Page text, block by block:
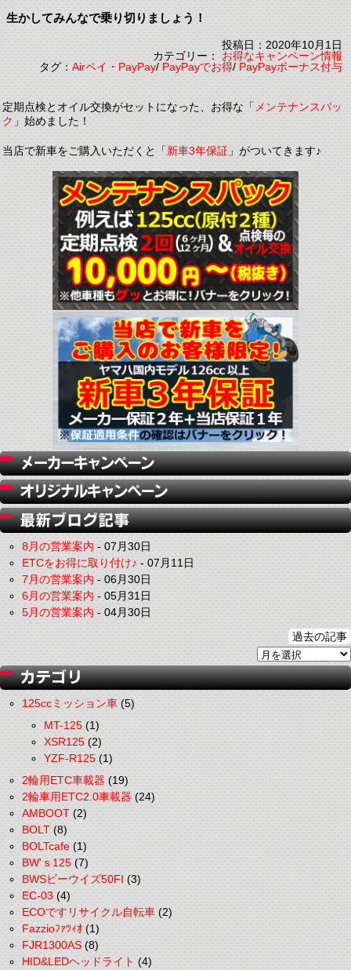
生かしてみんなで乗り切りましょう！
投稿日：2020年10月1日
カテゴリー：お得なキャンペーン情報
タグ：Airペイ・PayPay/PayPayでお得/PayPayボーナス付与
定期点検とオイル交換がセットになった、お得な「メンテナンスパッ
ク」始めました！
当店で新車をご購入いただくと「新車3年保証」がついてきます♪
8月の営業案内-07月30日
ETCをお得に取り付け♪-07月11日
7月の営業案内-06月30日
6月の営業案内-05月31日
5月の営業案内-04月30日
過去の記事
125ccミッション車(5)
MT-125(1)
XSR125(2)
YZF-R125(1)
2輪用ETC車載器(19)
2輪車用ETC2.0車載器(24)
AMBOOT(2)
BOLT(8)
BOLTcafe(1)
BW'ｓ125(7)
BWSビーウイズ50FI(3)
EC-03(4)
ECOですリサイクル自転車(2)
Fazzioﾌｧﾂｨｵ(1)
FJR1300AS(8)
HID&LEDヘッドライト(4)